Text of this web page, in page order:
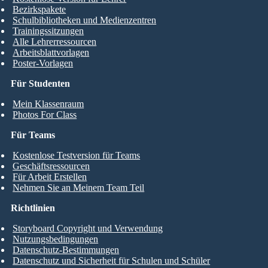
Für Studenten
Mein Klassenraum
Photos For Class
Bezirkspakete
Schulbibliotheken und Medienzentren
Trainingssitzungen
Alle Lehrerressourcen
Arbeitsblattvorlagen
Poster-Vorlagen
Für Teams
Kostenlose Testversion für Teams
Geschäftsressourcen
Für Arbeit Erstellen
Nehmen Sie an Meinem Team Teil
Richtlinien
Storyboard Copyright und Verwendung
Nutzungsbedingungen
Datenschutz-Bestimmungen
Datenschutz und Sicherheit für Schulen und Schüler